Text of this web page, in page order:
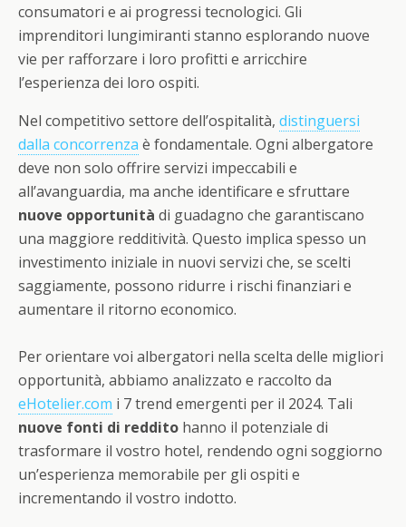
consumatori e ai progressi tecnologici. Gli
imprenditori lungimiranti stanno esplorando nuove
vie per rafforzare i loro profitti e arricchire
l’esperienza dei loro ospiti.
Nel competitivo settore dell’ospitalità, distinguersi
dalla concorrenza è fondamentale. Ogni albergatore
deve non solo offrire servizi impeccabili e
all’avanguardia, ma anche identificare e sfruttare
nuove opportunità di guadagno che garantiscano
una maggiore redditività. Questo implica spesso un
investimento iniziale in nuovi servizi che, se scelti
saggiamente, possono ridurre i rischi finanziari e
aumentare il ritorno economico.
Per orientare voi albergatori nella scelta delle migliori
opportunità, abbiamo analizzato e raccolto da
eHotelier.com i 7 trend emergenti per il 2024. Tali
nuove fonti di reddito hanno il potenziale di
trasformare il vostro hotel, rendendo ogni soggiorno
un’esperienza memorabile per gli ospiti e
incrementando il vostro indotto.